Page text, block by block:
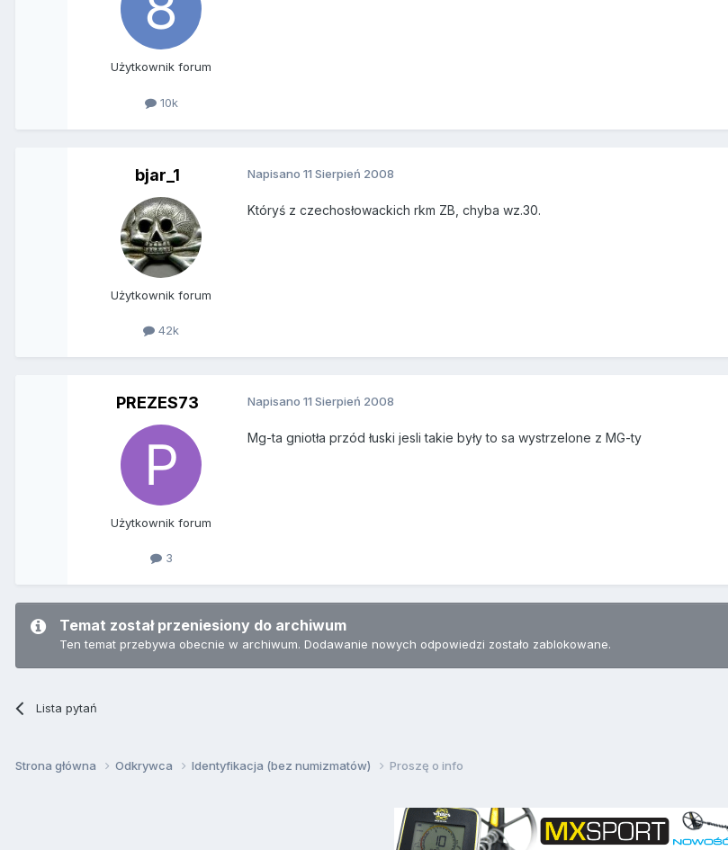
Użytkownik forum
10k
bjar_1
Użytkownik forum
42k
Napisano11 Sierpień 2008
Któryś z czechosłowackich rkm ZB, chyba wz.30.
PREZES73
Użytkownik forum
3
Napisano11 Sierpień 2008
Mg-ta gniotła przód łuski jesli takie były to sa wystrzelone z MG-ty
Temat został przeniesiony do archiwum
Ten temat przebywa obecnie w archiwum. Dodawanie nowych odpowiedzi zostało zablokowane.
Lista pytań
Strona główna Odkrywca Identyfikacja (bez numizmatów) Proszę o info